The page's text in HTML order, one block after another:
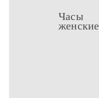
Часы
женские